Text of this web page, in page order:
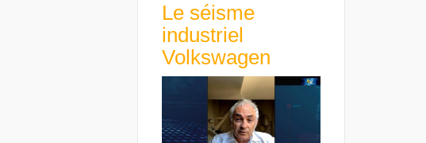
Le séisme
industriel
Volkswagen